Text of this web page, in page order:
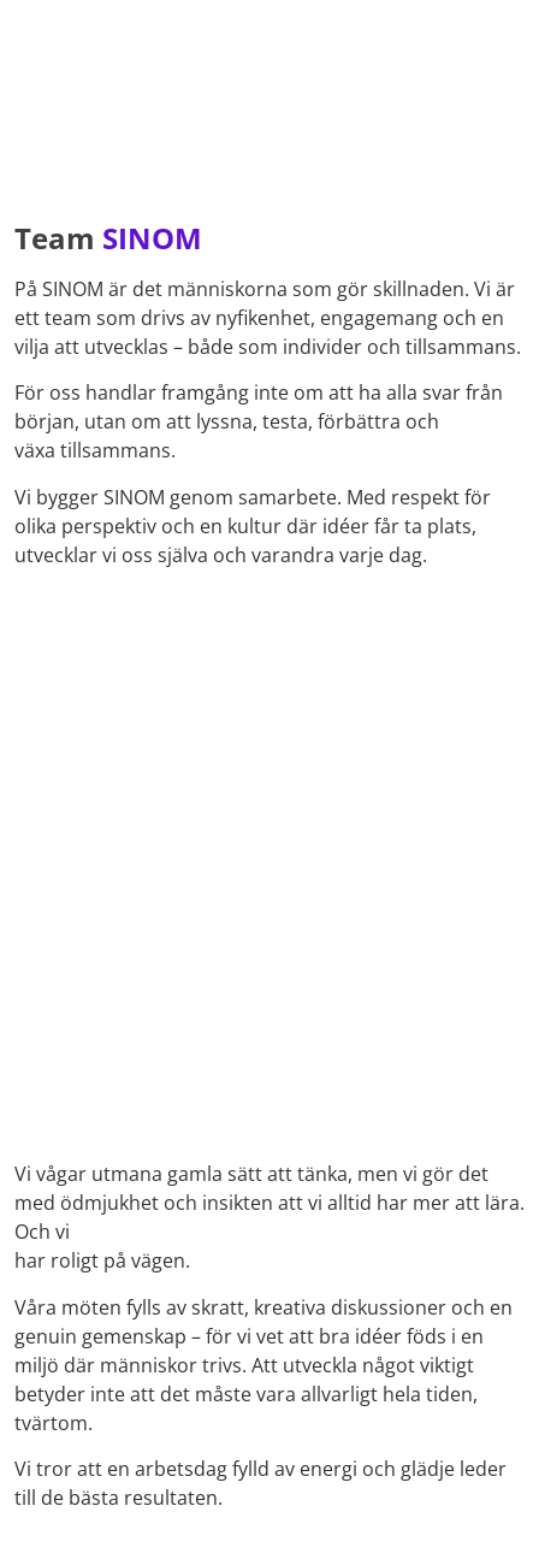
Team SINOM
På SINOM är det människorna som gör skillnaden. Vi är
ett team som drivs av nyfikenhet, engagemang och en
vilja att utvecklas – både som individer och tillsammans.
För oss handlar framgång inte om att ha alla svar från
början, utan om att lyssna, testa, förbättra och
växa tillsammans.
Vi bygger SINOM genom samarbete. Med respekt för
olika perspektiv och en kultur där idéer får ta plats,
utvecklar vi oss själva och varandra varje dag.
Vi vågar utmana gamla sätt att tänka, men vi gör det
med ödmjukhet och insikten att vi alltid har mer att lära.
Och vi
har roligt på vägen.
Våra möten fylls av skratt, kreativa diskussioner och en
genuin gemenskap – för vi vet att bra idéer föds i en
miljö där människor trivs. Att utveckla något viktigt
betyder inte att det måste vara allvarligt hela tiden,
tvärtom.
Vi tror att en arbetsdag fylld av energi och glädje leder
till de bästa resultaten.